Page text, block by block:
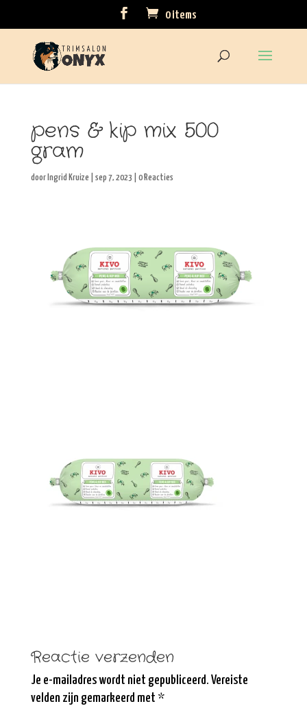
0 items
pens & kip mix 500
gram
door Ingrid Kruize sep 7, 2023 0 Reacties
Reactie verzenden
Je e-mailadres wordt niet gepubliceerd. Vereiste
velden zijn gemarkeerd met *